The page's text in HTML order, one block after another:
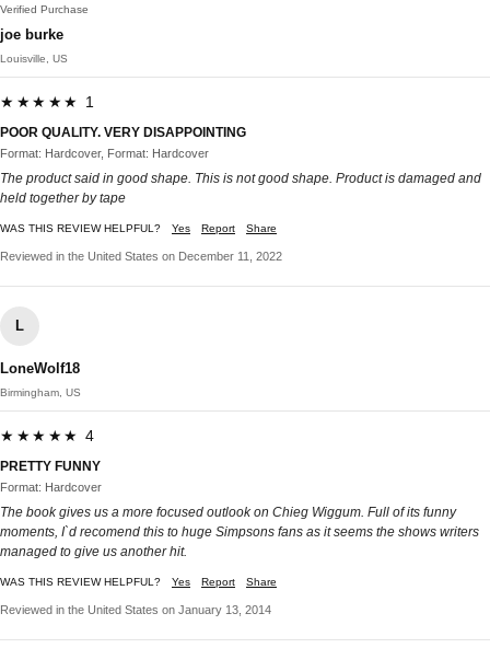
Verified Purchase
joe burke
Louisville, US
★★★★★ 1
POOR QUALITY. VERY DISAPPOINTING
Format: Hardcover, Format: Hardcover
The product said in good shape. This is not good shape. Product is damaged and
held together by tape
WAS THIS REVIEW HELPFUL? Yes Report Share
Reviewed in the United States on December 11, 2022
L
LoneWolf18
Birmingham, US
★★★★★ 4
PRETTY FUNNY
Format: Hardcover
The book gives us a more focused outlook on Chieg Wiggum. Full of its funny
moments, I`d recomend this to huge Simpsons fans as it seems the shows writers
managed to give us another hit.
WAS THIS REVIEW HELPFUL? Yes Report Share
Reviewed in the United States on January 13, 2014